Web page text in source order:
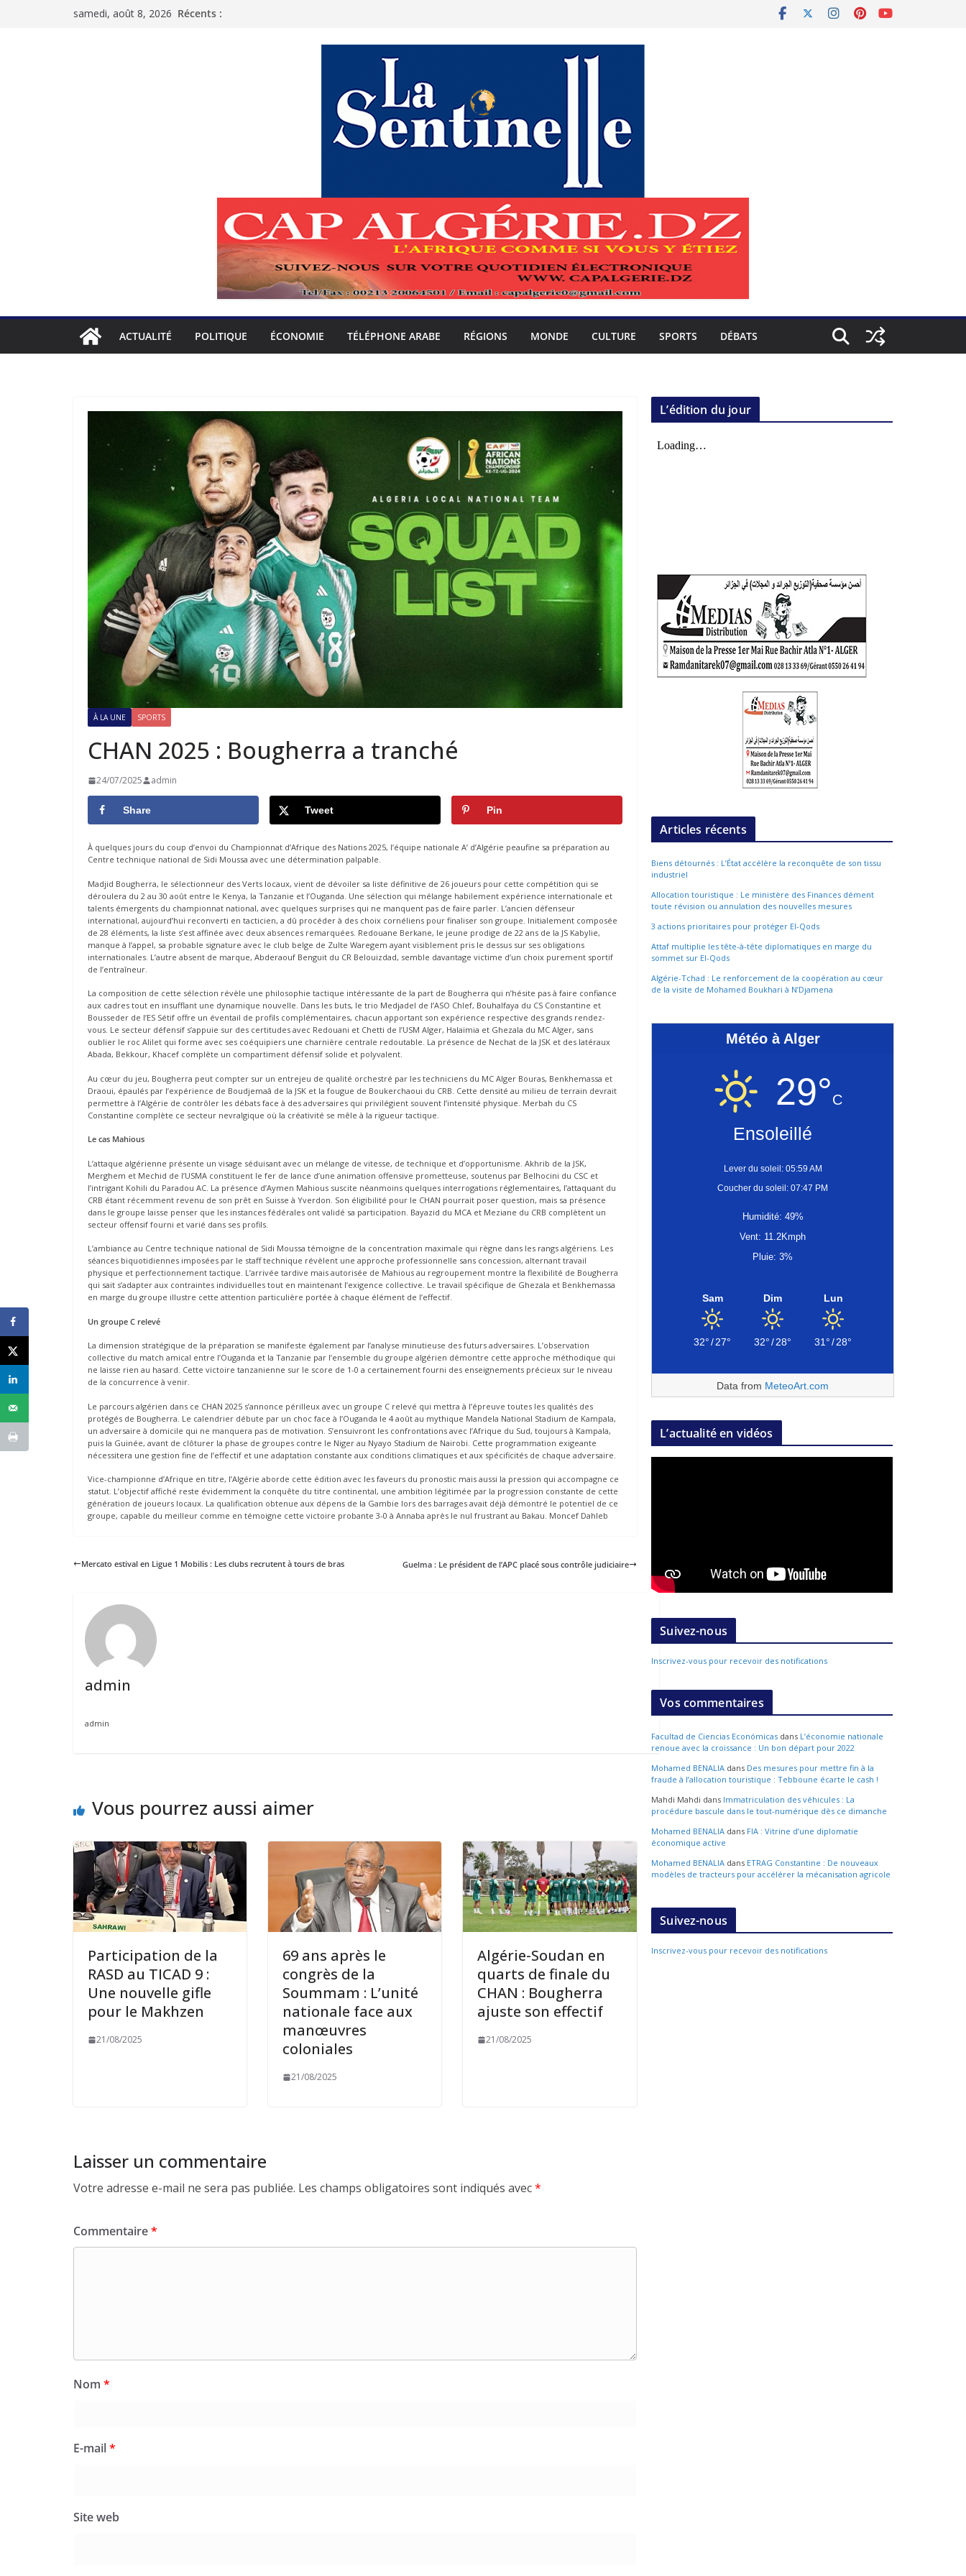
samedi, août 8, 2026 Récents :
ACTUALITÉ POLITIQUE ÉCONOMIE TÉLÉPHONE ARABE RÉGIONS MONDE CULTURE SPORTS DÉBATS
À LA UNE SPORTS
CHAN 2025 : Bougherra a tranché
24/07/2025 admin
Share Tweet Pin
À quelques jours du coup d’envoi du Championnat d’Afrique des Nations 2025, l’équipe nationale A’ d’Algérie peaufine sa préparation au
Centre technique national de Sidi Moussa avec une détermination palpable.
Madjid Bougherra, le sélectionneur des Verts locaux, vient de dévoiler sa liste définitive de 26 joueurs pour cette compétition qui se
déroulera du 2 au 30 août entre le Kenya, la Tanzanie et l’Ouganda. Une sélection qui mélange habilement expérience internationale et
talents émergents du championnat national, avec quelques surprises qui ne manquent pas de faire parler. L’ancien défenseur
international, aujourd’hui reconverti en tacticien, a dû procéder à des choix cornéliens pour finaliser son groupe. Initialement composée
de 28 éléments, la liste s’est affinée avec deux absences remarquées. Redouane Berkane, le jeune prodige de 22 ans de la JS Kabylie,
manque à l’appel, sa probable signature avec le club belge de Zulte Waregem ayant visiblement pris le dessus sur ses obligations
internationales. L’autre absent de marque, Abderaouf Benguit du CR Belouizdad, semble davantage victime d’un choix purement sportif
de l’entraîneur.
La composition de cette sélection révèle une philosophie tactique intéressante de la part de Bougherra qui n’hésite pas à faire confiance
aux cadres tout en insufflant une dynamique nouvelle. Dans les buts, le trio Medjadel de l’ASO Chlef, Bouhalfaya du CS Constantine et
Bousseder de l’ES Sétif offre un éventail de profils complémentaires, chacun apportant son expérience respective des grands rendez-
vous. Le secteur défensif s’appuie sur des certitudes avec Redouani et Chetti de l’USM Alger, Halaïmia et Ghezala du MC Alger, sans
oublier le roc Alilet qui forme avec ses coéquipiers une charnière centrale redoutable. La présence de Nechat de la JSK et des latéraux
Abada, Bekkour, Khacef complète un compartiment défensif solide et polyvalent.
Au cœur du jeu, Bougherra peut compter sur un entrejeu de qualité orchestré par les techniciens du MC Alger Bouras, Benkhemassa et
Draoui, épaulés par l’expérience de Boudjemaâ de la JSK et la fougue de Boukerchaoui du CRB. Cette densité au milieu de terrain devrait
permettre à l’Algérie de contrôler les débats face à des adversaires qui privilégient souvent l’intensité physique. Merbah du CS
Constantine complète ce secteur nevralgique où la créativité se mêle à la rigueur tactique.
Le cas Mahious
L’attaque algérienne présente un visage séduisant avec un mélange de vitesse, de technique et d’opportunisme. Akhrib de la JSK,
Merghem et Mechid de l’USMA constituent le fer de lance d’une animation offensive prometteuse, soutenus par Belhocini du CSC et
l’intrigant Kohili du Paradou AC. La présence d’Aymen Mahious suscite néanmoins quelques interrogations réglementaires, l’attaquant du
CRB étant récemment revenu de son prêt en Suisse à Yverdon. Son éligibilité pour le CHAN pourrait poser question, mais sa présence
dans le groupe laisse penser que les instances fédérales ont validé sa participation. Bayazid du MCA et Meziane du CRB complètent un
secteur offensif fourni et varié dans ses profils.
L’ambiance au Centre technique national de Sidi Moussa témoigne de la concentration maximale qui règne dans les rangs algériens. Les
séances biquotidiennes imposées par le staff technique révèlent une approche professionnelle sans concession, alternant travail
physique et perfectionnement tactique. L’arrivée tardive mais autorisée de Mahious au regroupement montre la flexibilité de Bougherra
qui sait s’adapter aux contraintes individuelles tout en maintenant l’exigence collective. Le travail spécifique de Ghezala et Benkhemassa
en marge du groupe illustre cette attention particulière portée à chaque élément de l’effectif.
Un groupe C relevé
La dimension stratégique de la préparation se manifeste également par l’analyse minutieuse des futurs adversaires. L’observation
collective du match amical entre l’Ouganda et la Tanzanie par l’ensemble du groupe algérien démontre cette approche méthodique qui
ne laisse rien au hasard. Cette victoire tanzanienne sur le score de 1-0 a certainement fourni des enseignements précieux sur le niveau
de la concurrence à venir.
Le parcours algérien dans ce CHAN 2025 s’annonce périlleux avec un groupe C relevé qui mettra à l’épreuve toutes les qualités des
protégés de Bougherra. Le calendrier débute par un choc face à l’Ouganda le 4 août au mythique Mandela National Stadium de Kampala,
un adversaire à domicile qui ne manquera pas de motivation. S’ensuivront les confrontations avec l’Afrique du Sud, toujours à Kampala,
puis la Guinée, avant de clôturer la phase de groupes contre le Niger au Nyayo Stadium de Nairobi. Cette programmation exigeante
nécessitera une gestion fine de l’effectif et une adaptation constante aux conditions climatiques et aux spécificités de chaque adversaire.
Vice-championne d’Afrique en titre, l’Algérie aborde cette édition avec les faveurs du pronostic mais aussi la pression qui accompagne ce
statut. L’objectif affiché reste évidemment la conquête du titre continental, une ambition légitimée par la progression constante de cette
génération de joueurs locaux. La qualification obtenue aux dépens de la Gambie lors des barrages avait déjà démontré le potentiel de ce
groupe, capable du meilleur comme en témoigne cette victoire probante 3-0 à Annaba après le nul frustrant au Bakau. Moncef Dahleb
Mercato estival en Ligue 1 Mobilis : Les clubs recrutent à tours de bras Guelma : Le président de l’APC placé sous contrôle judiciaire
admin
admin
Vous pourrez aussi aimer
Participation de la
RASD au TICAD 9 :
Une nouvelle gifle
pour le Makhzen
21/08/2025
69 ans après le
congrès de la
Soummam : L’unité
nationale face aux
manœuvres
coloniales
21/08/2025
Algérie-Soudan en
quarts de finale du
CHAN : Bougherra
ajuste son effectif
21/08/2025
Laisser un commentaire
Votre adresse e-mail ne sera pas publiée. Les champs obligatoires sont indiqués avec*
Commentaire*
Nom *
E-mail*
Site web
L’édition du jour
Articles récents
Biens détournés : L’État accélère la reconquête de son tissu
industriel
Allocation touristique : Le ministère des Finances dément
toute révision ou annulation des nouvelles mesures
3 actions prioritaires pour protéger El-Qods
Attaf multiplie les tête-à-tête diplomatiques en marge du
sommet sur El-Qods
Algérie-Tchad : Le renforcement de la coopération au cœur
de la visite de Mohamed Boukhari à N’Djamena
Météo à Alger
29°C
Ensoleillé
Lever du soleil: 05:59 AM
Coucher du soleil: 07:47 PM
Humidité: 49%
Vent: 11.2Kmph
Pluie: 3%
Sam
32°/27°
Dim
32°/28°
Lun
31°/28°
Data from MeteoArt.com
L’actualité en vidéos
Suivez-nous
Inscrivez-vous pour recevoir des notifications
Vos commentaires
Facultad de Ciencias Económicas dans L’économie nationale
renoue avec la croissance : Un bon départ pour 2022
Mohamed BENALIA dans Des mesures pour mettre fin à la
fraude à l’allocation touristique : Tebboune écarte le cash !
Mahdi Mahdi dans Immatriculation des véhicules : La
procédure bascule dans le tout-numérique dès ce dimanche
Mohamed BENALIA dans FIA : Vitrine d’une diplomatie
économique active
Mohamed BENALIA dans ETRAG Constantine : De nouveaux
modèles de tracteurs pour accélérer la mécanisation agricole
Suivez-nous
Inscrivez-vous pour recevoir des notifications